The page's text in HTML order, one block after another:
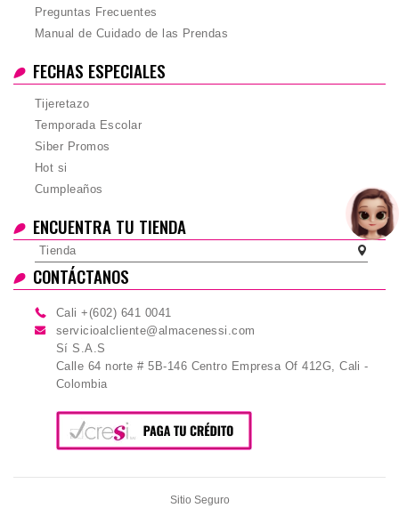
Preguntas Frecuentes
Manual de Cuidado de las Prendas
FECHAS ESPECIALES
Tijeretazo
Temporada Escolar
Siber Promos
Hot si
Cumpleaños
ENCUENTRA TU TIENDA
Tienda
CONTÁCTANOS
Cali +(602) 641 0041
servicioalcliente@almacenessi.com
Sí S.A.S
Calle 64 norte # 5B-146 Centro Empresa Of 412G, Cali -
Colombia
Sitio Seguro